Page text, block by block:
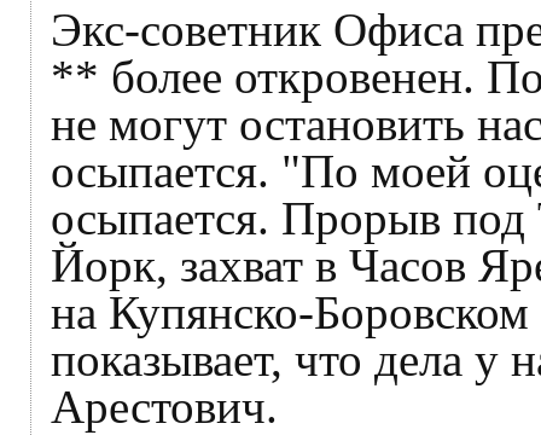
Экс-советник Офиса
** более откровенен.
не могут остановить
осыпается. "По моей
осыпается. Прорыв
Йорк, захват в Часов
на Купянско-Боровском
показывает, что дела у
Арестович.